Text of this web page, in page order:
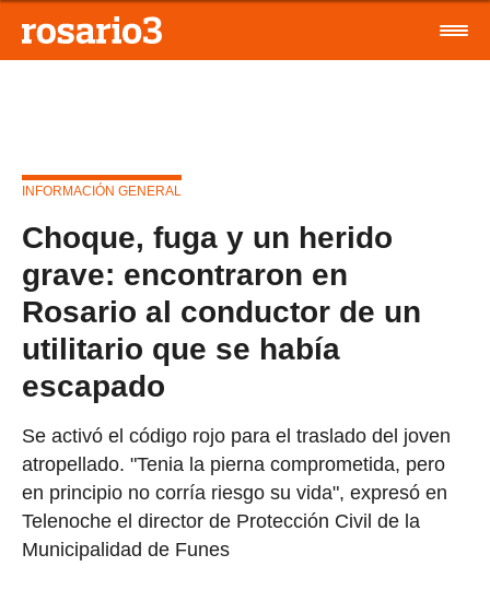
INFORMACIÓN GENERAL
Choque, fuga y un herido
grave: encontraron en
Rosario al conductor de un
utilitario que se había
escapado
Se activó el código rojo para el traslado del joven
atropellado. "Tenia la pierna comprometida, pero
en principio no corría riesgo su vida", expresó en
Telenoche el director de Protección Civil de la
Municipalidad de Funes